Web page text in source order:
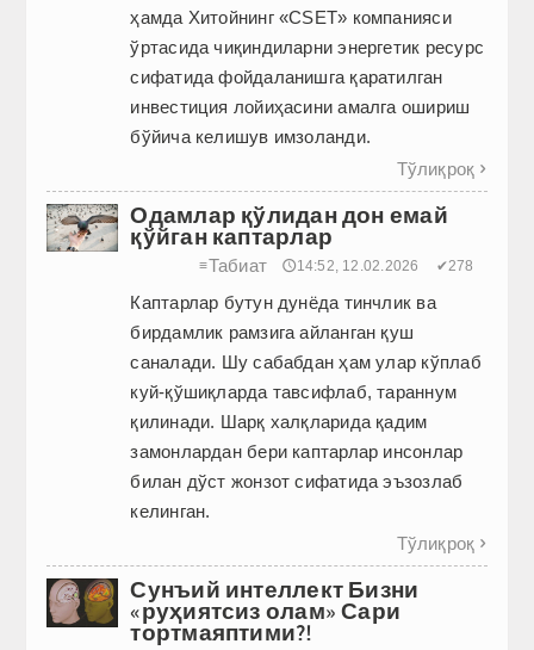
ҳамда Хитойнинг «CSET» компанияси
ўртасида чиқиндиларни энергетик ресурс
сифатида фойдаланишга қаратилган
инвестиция лойиҳасини амалга ошириш
бўйича келишув имзоланди.
Тўлиқроқ 
Одамлар қўлидан дон емай
қўйган каптарлар
≡Табиат 🕔14:52, 12.02.2026 ✔278
Каптарлар бутун дунёда тинчлик ва
бирдамлик рамзига айланган қуш
саналади. Шу сабабдан ҳам улар кўплаб
куй-қўшиқларда тавсифлаб, тараннум
қилинади. Шарқ халқларида қадим
замонлардан бери каптарлар инсонлар
билан дўст жонзот сифатида эъзозлаб
келинган.
Тўлиқроқ 
Сунъий интеллект Бизни
«руҳиятсиз олам» Сари
тортмаяптими?!